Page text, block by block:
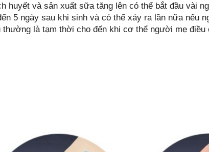
huyết và sản xuất sữa tăng lên có thể bắt đầu vài
5 ngày sau khi sinh và có thể xảy ra lần nữa nếu
thường là tạm thời cho đến khi cơ thể người mẹ điều